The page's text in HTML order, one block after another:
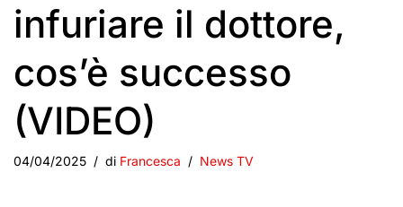
infuriare il dottore,
cos’è successo
(VIDEO)
04/04/2025 di Francesca News TV